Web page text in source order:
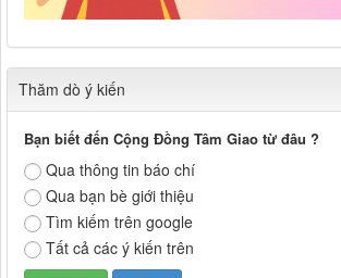
Thăm dò ý kiến
Bạn biết đến Cộng Đồng Tâm Giao từ đâu ?
Qua thông tin báo chí
Qua bạn bè giới thiệu
Tìm kiếm trên google
Tất cả các ý kiến trên